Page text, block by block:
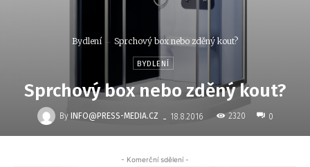
Bydlení Sprchový box nebo zděný kout?
BYDLENÍ
Sprchový box nebo zděný kout?
By INFO@PRESS-MEDIA.CZ - 18.8.2016 2320 0
- Komerční sdělení -